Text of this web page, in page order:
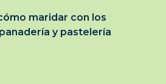
maridar con los
y pastelería